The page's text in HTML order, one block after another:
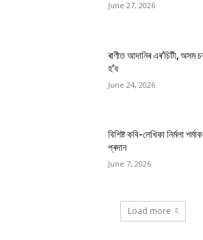
June 27, 2026
ৰাণীত আদানিৰ এৰ’চিটী, অসম
হ’ব
June 24, 2026
বিশিষ্ট কবি-লেখিকা নিৰ্মলা
প্ৰদান
June 7, 2026
Load more